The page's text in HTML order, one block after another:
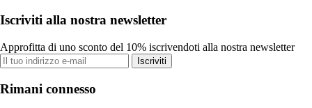
Iscriviti alla nostra newsletter
Approfitta di uno sconto del 10% iscrivendoti alla nostra newsletter
Iscriviti
Rimani connesso